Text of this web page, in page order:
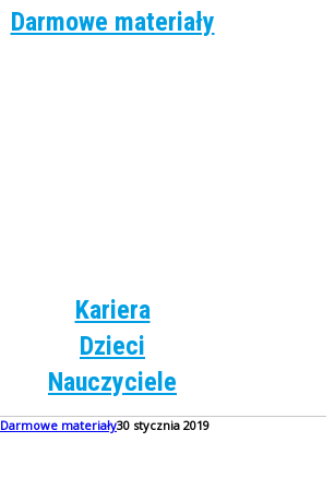
Darmowe materiały
Kariera
Dzieci
Nauczyciele
Darmowe materiały30 stycznia 2019